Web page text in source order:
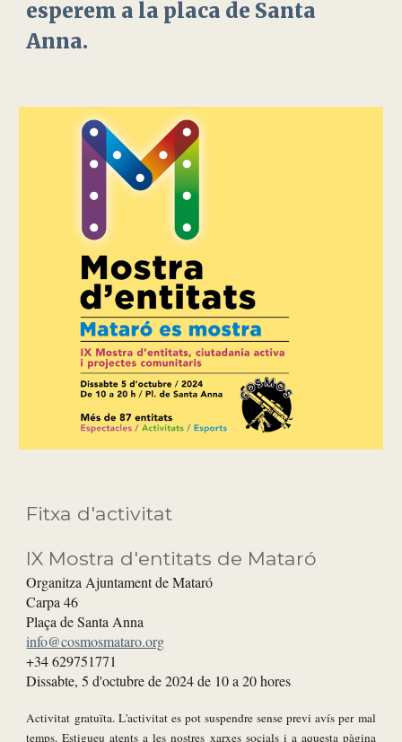
esperem a la placa de Santa
Anna.
Fitxa d'activitat
IX Mostra d'entitats de Mataró
Organitza Ajuntament de Mataró
Carpa 46
Plaça de Santa Anna
info@cosmosmataro.org
+34 629751771
Dissabte,5 d'octubre de 2024de 10 a 20hores
Activitat gratuïta. L'activitat es pot suspendre sense previ avís per mal
temps. Estigueu atents a les nostres xarxes socials i a aquesta pàgina